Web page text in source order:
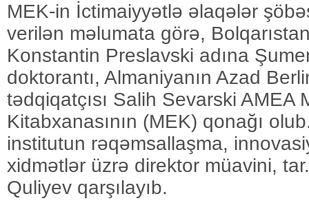
MEK-in İctimaiyyətlə əlaqələr
verilən məlumata görə,
Konstantin Preslavski adına
doktorantı, Almaniyanın Azad
tədqiqatçısı Salih Sevarski AMEA
Kitabxanasının (MEK) qonağı
institutun rəqəmsallaşma,
xidmətlər üzrə direktor müavini,
Quliyev qarşılayıb.